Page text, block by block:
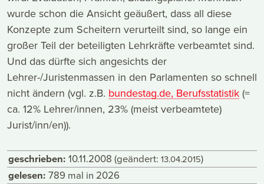
wurde schon die Ansicht geäußert, dass all diese
Konzepte zum Scheitern verurteilt sind, so lange ein
großer Teil der beteiligten Lehrkräfte verbeamtet sind.
Und das dürfte sich angesichts der
Lehrer-/Juristenmassen in den Parlamenten so schnell
nicht ändern (vgl. z.B. bundestag.de, Berufsstatistik (=
ca. 12% Lehrer/innen, 23% (meist verbeamtete)
Jurist/inn/en)).
geschrieben: 10.11.2008 (geändert: 13.04.2015)
gelesen: 789 mal in 2026